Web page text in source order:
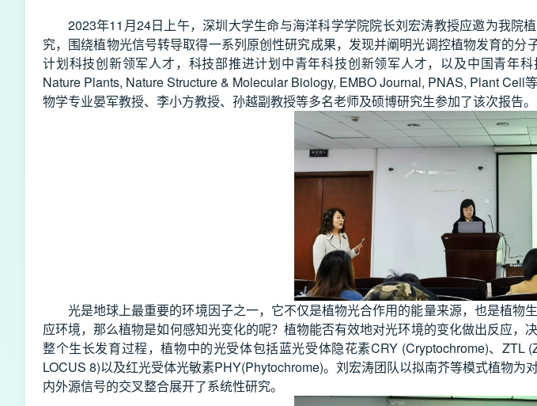
2023年11月24日上午，深圳大学生命与海洋科学学院院长刘宏涛教授应邀为我院
究，围绕植物光信号转导取得一系列原创性研究成果，发现并阐明光调控植物发育的
计划科技创新领军人才，科技部推进计划中青年科技创新领军人才，以及中国青年
Nature Plants, Nature Structure & Molecular Biology, EMBO Journal, PNAS, Plant
物学专业晏军教授、李小方教授、孙越副教授等多名老师及硕博研究生参加了该次报告。
光是地球上最重要的环境因子之一，它不仅是植物光合作用的能量来源，也是植
应环境，那么植物是如何感知光变化的呢？植物能否有效地对光环境的变化做出反应
整个生长发育过程，植物中的光受体包括蓝光受体隐花素CRY (Cryptochrome)、ZTL
LOCUS 8)以及红光受体光敏素PHY(Phytochrome)。刘宏涛团队以拟南芥等模式植物
内外源信号的交叉整合展开了系统性研究。